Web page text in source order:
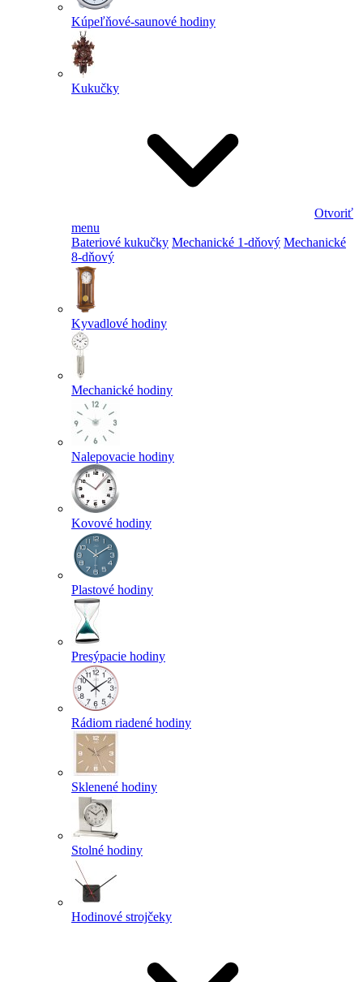
Kúpeľňové-saunové hodiny
Kukučky
Otvoriť
menu
Bateriové kukučky Mechanické 1-dňový Mechanické
8-dňový
Kyvadlové hodiny
Mechanické hodiny
Nalepovacie hodiny
Kovové hodiny
Plastové hodiny
Presýpacie hodiny
Rádiom riadené hodiny
Sklenené hodiny
Stolné hodiny
Hodinové strojčeky